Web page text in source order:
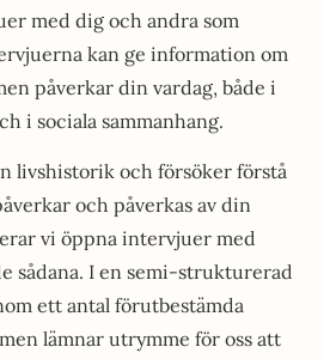
med dig och andra som
kan ge information om
påverkar din vardag, både i
i sociala sammanhang.
livshistorik och försöker förstå
och påverkas av din
vi öppna intervjuer med
sådana. I en semi-strukturerad
ett antal förutbestämda
lämnar utrymme för oss att